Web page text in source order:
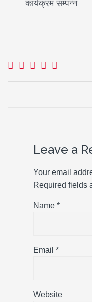
कार्यक्रम सम्पन्न
Leave a
Your email
Required fields
Name *
Email *
Website